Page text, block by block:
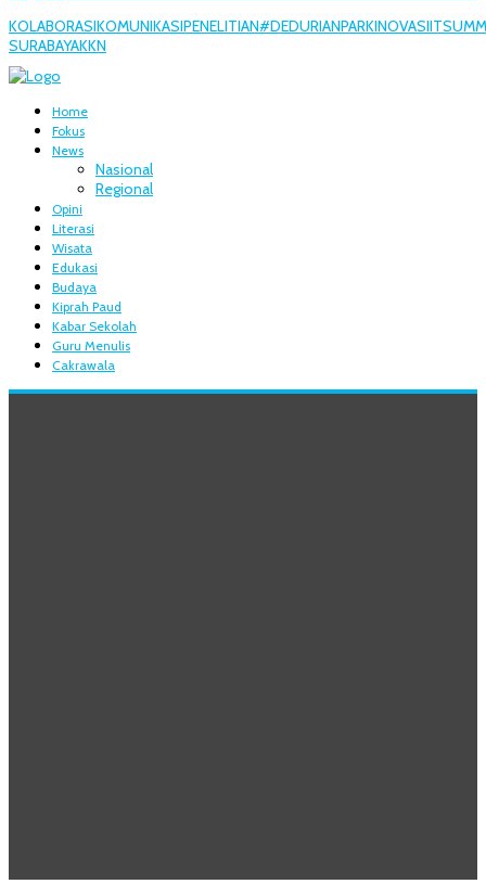
KOLABORASIKOMUNIKASIPENELITIAN#DEDURIANPARKINOVASIITSUMM
SURABAYAKKN
Home
Fokus
News
Nasional
Regional
Opini
Literasi
Wisata
Edukasi
Budaya
Kiprah Paud
Kabar Sekolah
Guru Menulis
Cakrawala